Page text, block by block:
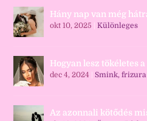
Hány nap van még
okt 10, 2025 |Különleges
Hogyan lesz tökéletes
dec 4, 2024 |Smink, frizura
Az azonnali kötődés